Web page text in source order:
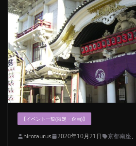
【イベント一覧(限定・企画)】
hirotaurus 2020年10月21日 京都南座、